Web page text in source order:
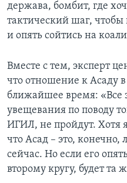
держава, бомбит, где
тактический шаг, чтобы
и опять сойтись на
Вместе с тем, эксперт
что отношение к Асаду
ближайшее время: «Все
увещевания по поводу
ИГИЛ, не пройдут. Хотя
что Асад – это, конечно,
сейчас. Но если его
второму кругу, будет та